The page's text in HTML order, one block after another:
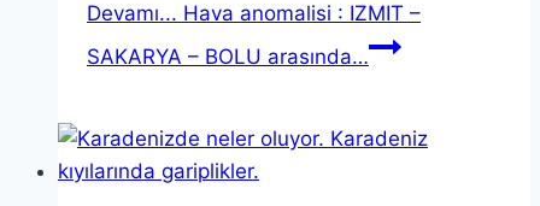
Devamı... Hava anomalisi : IZMIT –
SAKARYA – BOLU arasında…